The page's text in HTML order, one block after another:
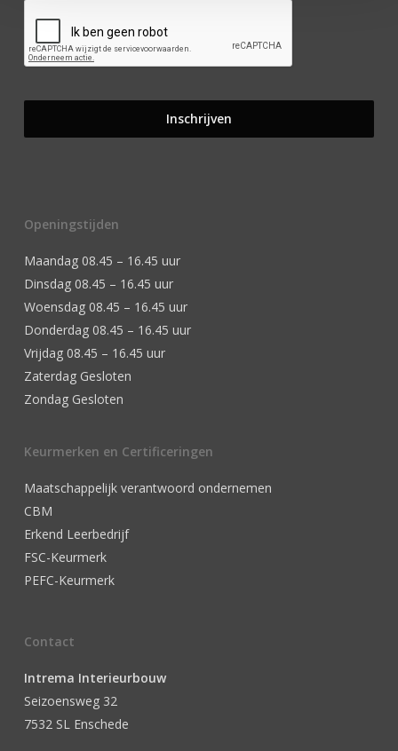
Openingstijden
Maandag 08.45 – 16.45 uur
Dinsdag 08.45 – 16.45 uur
Woensdag 08.45 – 16.45 uur
Donderdag 08.45 – 16.45 uur
Vrijdag 08.45 – 16.45 uur
Zaterdag Gesloten
Zondag Gesloten
Keurmerken en Certificeringen
Maatschappelijk verantwoord ondernemen
CBM
Erkend Leerbedrijf
FSC-Keurmerk
PEFC-Keurmerk
Contact
Intrema Interieurbouw
Seizoensweg 32
7532 SL Enschede